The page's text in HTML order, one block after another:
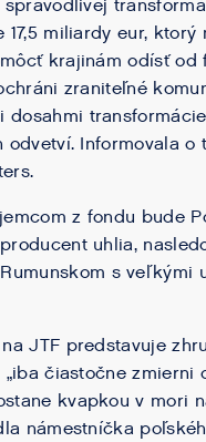
17,5 miliardy eur, ktorý
krajinám odísť od
zraniteľné
dosahmi transformácie
odvetví. Informovala o
z fondu bude
uhlia,
s veľkými
JTF predstavuje
čiastočne zmierni
kvapkou v mori
námestníčka